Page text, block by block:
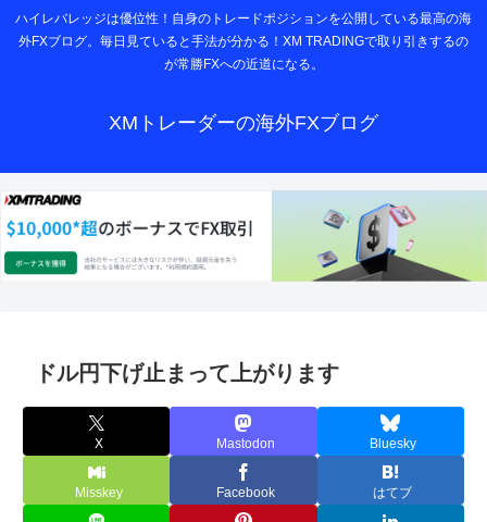
ハイレバレッジは優位性！自身のトレードポジションを公開している最高の海
外FXブログ。毎日見ていると手法が分かる！XM TRADINGで取り引きするの
が常勝FXへの近道になる。
XMトレーダーの海外FXブログ
ドル円下げ止まって上がります
X Mastodon Bluesky
Misskey Facebook はてブ